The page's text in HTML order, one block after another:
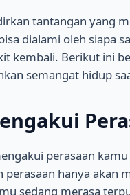
tantangan yang
dialami oleh siapa
kembali. Berikut ini
semangat hidup
perasaan
hanya akan
sedang merasa